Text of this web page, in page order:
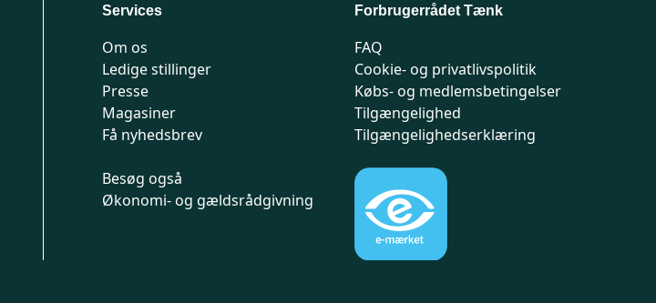
Services
Om os
Ledige stillinger
Presse
Magasiner
Få nyhedsbrev
Besøg også
Økonomi- og gældsrådgivning
Forbrugerrådet Tænk
FAQ
Cookie- og privatlivspolitik
Købs- og medlemsbetingelser
Tilgængelighed
Tilgængelighedserklæring